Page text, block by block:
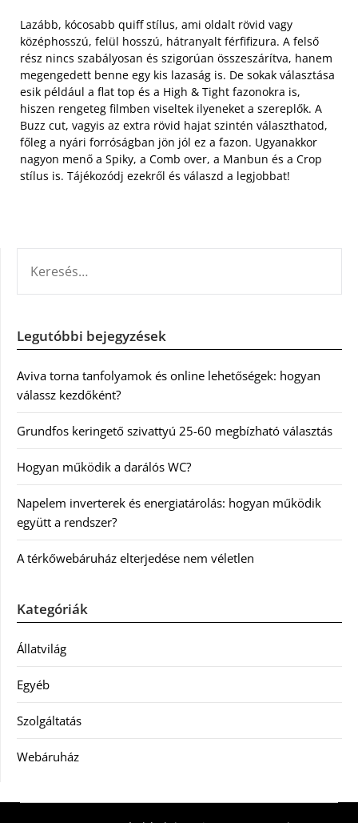
Lazább, kócosabb quiff stílus, ami oldalt rövid vagy
középhosszú, felül hosszú, hátranyalt férfifizura. A felső
rész nincs szabályosan és szigorúan összeszárítva, hanem
megengedett benne egy kis lazaság is. De sokak választása
esik például a flat top és a High & Tight fazonokra is,
hiszen rengeteg filmben viseltek ilyeneket a szereplők. A
Buzz cut, vagyis az extra rövid hajat szintén választhatod,
főleg a nyári forróságban jön jól ez a fazon. Ugyanakkor
nagyon menő a Spiky, a Comb over, a Manbun és a Crop
stílus is. Tájékozódj ezekről és válaszd a legjobbat!
Legutóbbi bejegyzések
Aviva torna tanfolyamok és online lehetőségek: hogyan
válassz kezdőként?
Grundfos keringető szivattyú 25-60 megbízható választás
Hogyan működik a darálós WC?
Napelem inverterek és energiatárolás: hogyan működik
együtt a rendszer?
A térkőwebáruház elterjedése nem véletlen
Kategóriák
Állatvilág
Egyéb
Szolgáltatás
Webáruház